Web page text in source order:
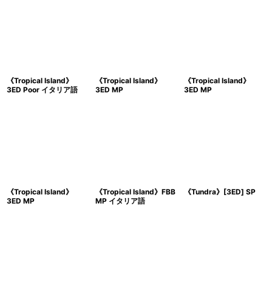
《Tropical Island》
3ED Poor イタリア語
《Tropical Island》
3ED MP
《Tropical Island》
3ED MP
《Tropical Island》
3ED MP
《Tropical Island》FBB
MP イタリア語
《Tundra》[3ED] SP